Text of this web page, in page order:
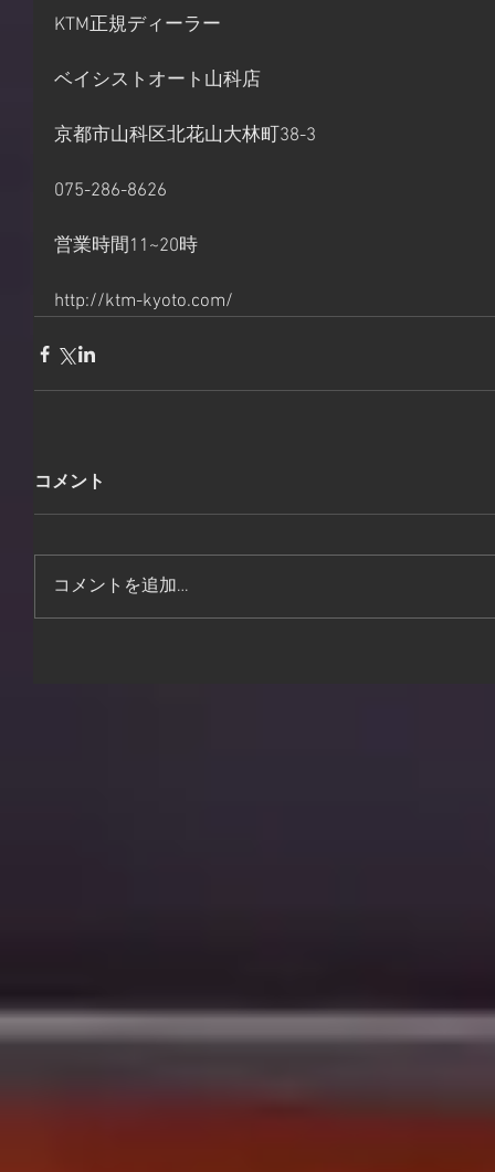
KTM正規ディーラー
ベイシストオート山科店
京都市山科区北花山大林町38-3
075-286-8626
営業時間11~20時
http://ktm-kyoto.com/
コメント
コメントを追加…